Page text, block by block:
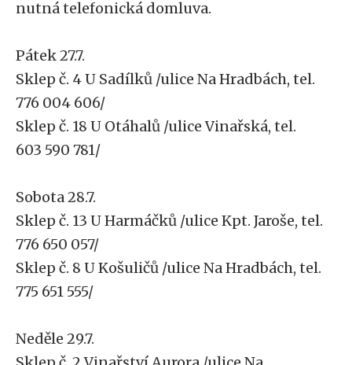
nutná telefonická domluva.
Pátek 27.7.
Sklep č. 4 U Sadílků /ulice Na Hradbách, tel.
776 004 606/
Sklep č. 18 U Otáhalů /ulice Vinařská, tel.
603 590 781/
Sobota 28.7.
Sklep č. 13 U Harmáčků /ulice Kpt. Jaroše, tel.
776 650 057/
Sklep č. 8 U Košuličů /ulice Na Hradbách, tel.
775 651 555/
Neděle 29.7.